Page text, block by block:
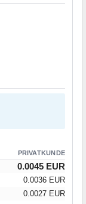
PRIVATKUNDE
0.0045 EUR
0.0036 EUR
0.0027 EUR